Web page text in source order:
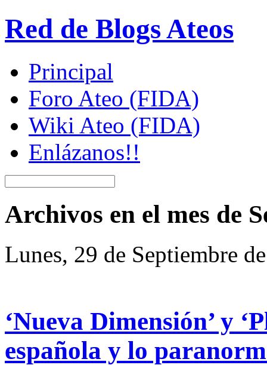
Red de Blogs Ateos
Principal
Foro Ateo (FIDA)
Wiki Ateo (FIDA)
Enlázanos!!
Archivos en el mes de
Lunes, 29 de Septiembre
‘Nueva Dimensión’ y
española y lo